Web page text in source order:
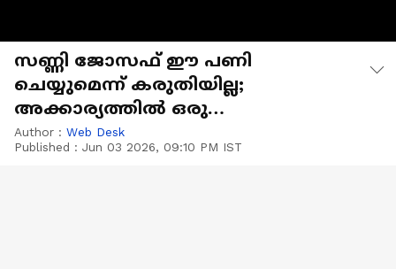
സണ്ണി ജോസഫ് ഈ പണി
ചെയ്യുമെന്ന് കരുതിയില്ല;
അക്കാര്യത്തിൽ ഒരു
ന്യായീകരണവുമില്ല; ജോർജ്ജ്
പൊടിപാറ
Author : Web Desk
Published : Jun 03 2026, 09:10 PM IST